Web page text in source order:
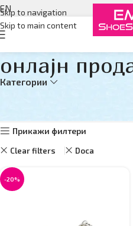
Skip to navigation
Skip to main content
EN
онлајн
Категории
Прикажи филтери
Clear filters Doca
-20%